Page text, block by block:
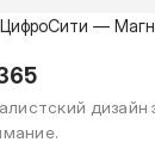
дизайн